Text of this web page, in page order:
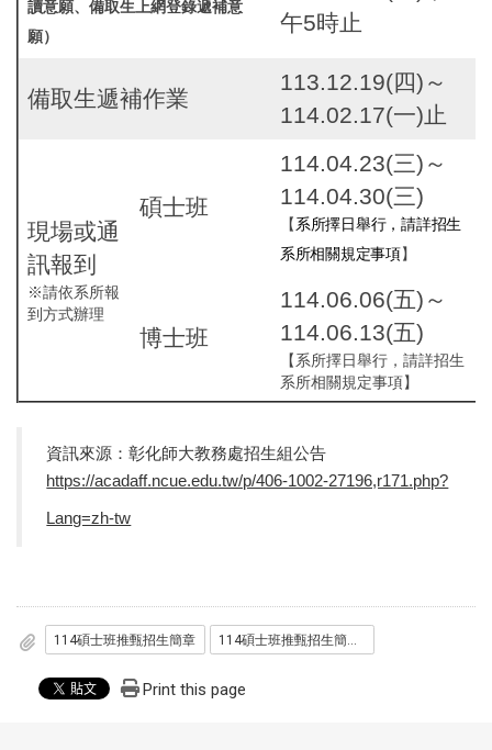
讀意願、備取生上網登錄遞補意
願）
午5時止
備取生遞補作業
113.12.19(四)～
114.02.17(一)止
現場或通
訊報到
※請依系所報
到方式辦理
碩士班
114.04.23(三)～
114.04.30(三)
【系所擇日舉行，請詳招生
系所相關規定事項】
博士班
114.06.06(五)～
114.06.13(五)
【系所擇日舉行，請詳招生
系所相關規定事項】
資訊來源：彰化師大教務處招生組公告
https://acadaff.ncue.edu.tw/p/406-1002-27196,r171.php?
Lang=zh-tw
114碩士班推甄招生簡章
Print this page